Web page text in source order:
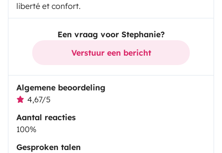
liberté et confort.
Een vraag voor Stephanie?
Verstuur een bericht
Algemene beoordeling
4,67/5
Aantal reacties
100%
Gesproken talen